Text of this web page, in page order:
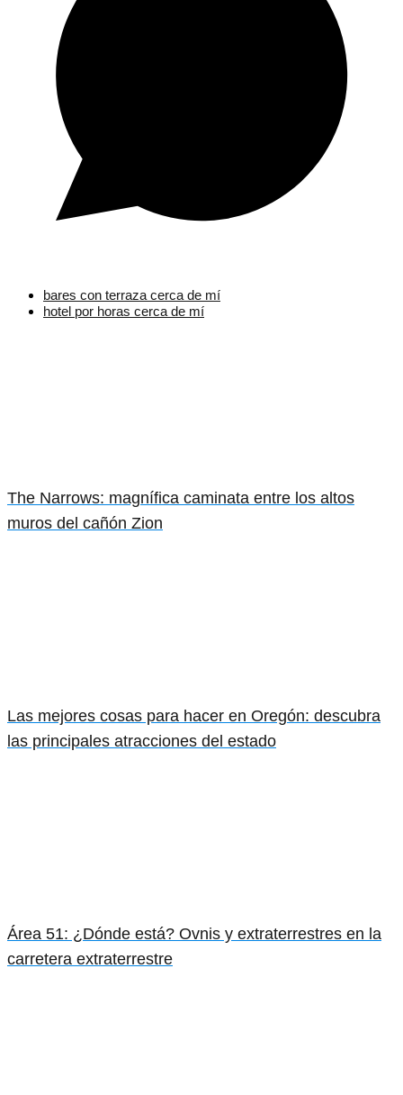
bares con terraza cerca de mí
hotel por horas cerca de mí
The Narrows: magnífica caminata entre los altos
muros del cañón Zion
Las mejores cosas para hacer en Oregón: descubra
las principales atracciones del estado
Área 51: ¿Dónde está? Ovnis y extraterrestres en la
carretera extraterrestre